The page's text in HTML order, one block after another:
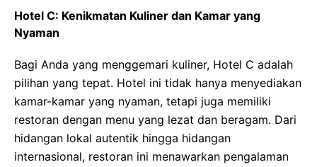
Hotel C: Kenikmatan Kuliner dan Kamar yang
Nyaman
Bagi Anda yang menggemari kuliner, Hotel C adalah
pilihan yang tepat. Hotel ini tidak hanya menyediakan
kamar-kamar yang nyaman, tetapi juga memiliki
restoran dengan menu yang lezat dan beragam. Dari
hidangan lokal autentik hingga hidangan
internasional, restoran ini menawarkan pengalaman